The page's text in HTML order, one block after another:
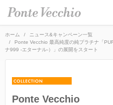
ETERNO FAMILY（エテルノ・ファミ
PURE PLATINUM 999（ピュアプラチ
ブライダル トップ
婚約指輪（エンゲージリング）
オーダージュエリー
ホーム
ニュース&キャンペーン一覧
Ponte Vecchio 最高純度の純プラチナ「
ナ999 -エターナル-）」の展開をスタート
Ponte Vecchio